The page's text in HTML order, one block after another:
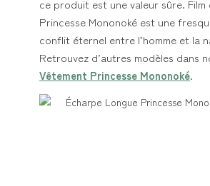
ce produit est une valeur sûre. Film
Princesse Mononoké est une
conflit éternel entre l’homme et la
Retrouvez d’autres modèles dans
Vêtement Princesse Mononoké.